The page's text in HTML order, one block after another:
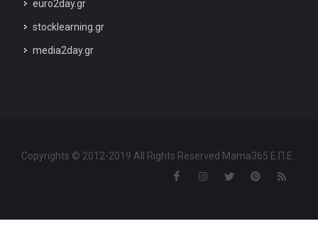
euro2day.gr
stocklearning.gr
media2day.gr
Copyrights © 2012-2019 All Rights Reserved Mama365 Ε.Π.Ε.